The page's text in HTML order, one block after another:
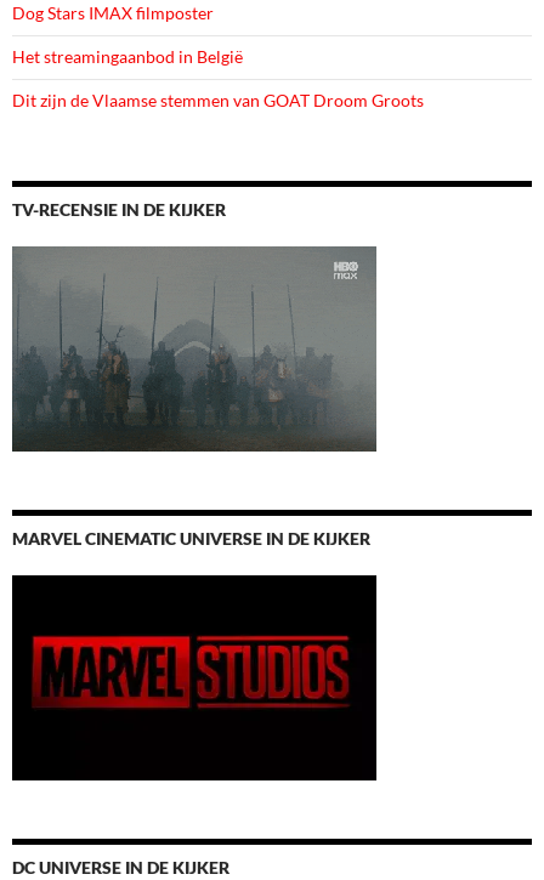
Dog Stars IMAX filmposter
Het streamingaanbod in België
Dit zijn de Vlaamse stemmen van GOAT Droom Groots
TV-RECENSIE IN DE KIJKER
MARVEL CINEMATIC UNIVERSE IN DE KIJKER
DC UNIVERSE IN DE KIJKER